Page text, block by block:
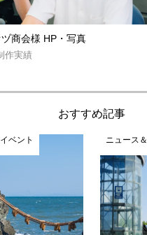
商会様 HP・写真
作実績
おすすめ記事
ベント ニュース